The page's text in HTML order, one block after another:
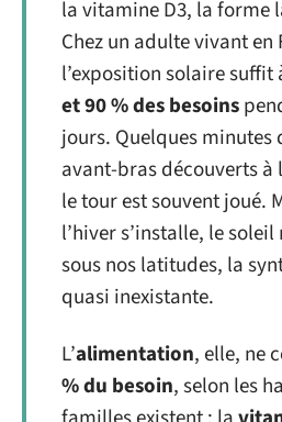
la vitamine D3, la forme
Chez un adulte vivant en
l’exposition solaire
et 90 % des besoins
jours. Quelques minutes
avant-bras découverts à
le tour est souvent joué.
l’hiver s’installe, le
sous nos latitudes, la
quasi inexistante.
L’alimentation, elle, ne
% du besoin, selon les